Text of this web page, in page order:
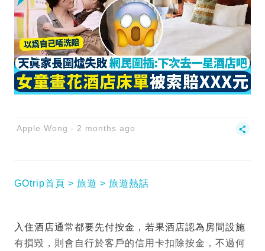
Apple Wong 2 months ago
GOtrip首頁 旅遊 旅遊熱話
入住酒店通常都要先付按金，若果酒店認為房間設施
有損毀，則會自行於客戶的信用卡扣除按金，不過何